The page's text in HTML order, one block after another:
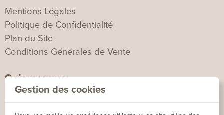
Mentions Légales
Politique de Confidentialité
Plan du Site
Conditions Générales de Vente
Suivez-nous
Gestion des cookies